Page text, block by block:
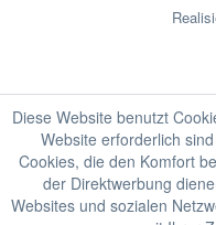
Diese Website benutzt
Website erforderlich
Cookies, die den Komfort
der Direktwerbung
Websites und sozialen